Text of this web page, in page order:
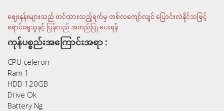
ဈေးနုန်းများသည် တင်ထားသည့်ရက်မှ တစ်လကျော်လျင် ပြောင်းလဲနိုင်သဖြင့်
ရောင်းချသူနှင့် ပြန်လည် အတည်ပြု ပေးရန်
ကုန်ပစ္စည်းအကြောင်းအရာ :
CPU celeron
Ram 1
HDD 120GB
Drive Ok
Battery Ng